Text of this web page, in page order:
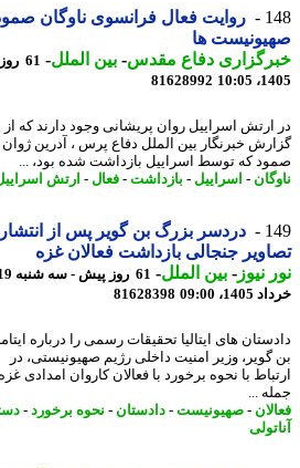
روایت فعال فرانسوی ناوگان صمود
ها
دفاع مقدس-بین الملل-
81628992
اسراییل روان پریشانی وجود دارند که از
خبرنگار بین الملل دفاع پرس ، آدرین ژوان
که توسط اسراییل بازداشت شده بود، ...
-اسراییل -بازداشت -فعال-ارتش اسراییل -
دردسر بزرگ بن گویر پس از انتشار
جنجالی بازداشت فعالان غزه
نیوز-بین الملل-
61 روز پیش - سه شنبه 19
09:00
81628398
های ایتالیا تحقیقات رسمی را درباره ایتامار
وزیر امنیت داخلی رژیم صهیونیستی، در
با نحوه برخورد با فعالان کاروان امدادی غزه
...
-صهیونیست-دادستان-نحوه برخورد-دستان